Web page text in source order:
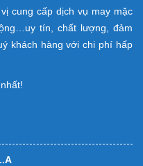
cung cấp dịch vụ may mặc
tín, chất lượng, đảm
khách hàng với chi phí hấp